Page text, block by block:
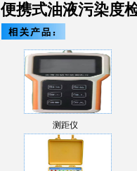
便携式油液污染度
测距仪